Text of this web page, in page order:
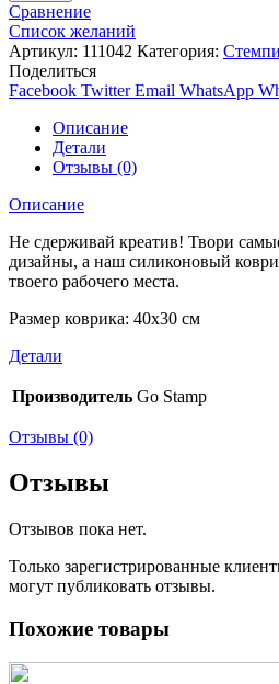
Сравнение
Список желаний
Артикул: 111042 Категория:
Поделиться
Facebook Twitter Email WhatsApp
Описание
Детали
Отзывы (0)
Описание
Не сдерживай креатив! Твори
дизайны, а наш силиконовый
твоего рабочего места.
Размер коврика: 40х30 см
Детали
Производитель Go Stamp
Отзывы (0)
Отзывы
Отзывов пока нет.
Только зарегистрированные
могут публиковать отзывы.
Похожие товары